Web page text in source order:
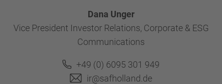
Dana Unger
Vice President Investor Relations, Corporate & ESG
Communications
+49 (0) 6095 301 949
ir@safholland.de